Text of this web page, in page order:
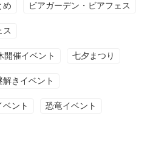
め ビアガーデン・ビアフェス
ス
開催イベント 七夕まつり
解きイベント
ベント 恐竜イベント